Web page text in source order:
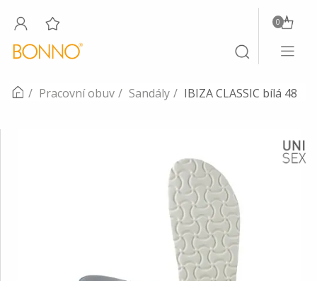
Toggle
search
0
Toggle
Pracovní obuv Sandály IBIZA CLASSIC bílá 48